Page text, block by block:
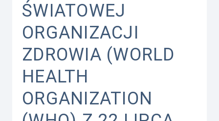
ŚWIATOWEJ
ORGANIZACJI
ZDROWIA (WORLD
HEALTH
ORGANIZATION